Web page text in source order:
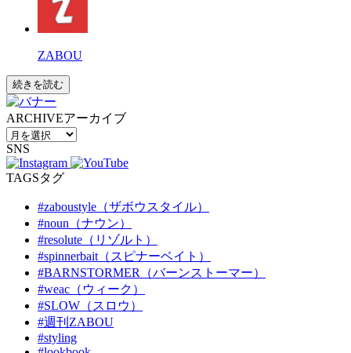
ZABOU
続きを読む
ARCHIVEアーカイブ
SNS
TAGSタグ
#zaboustyle（ザボウスタイル）
#noun（ナウン）
#resolute（リゾルト）
#spinnerbait（スピナーベイト）
#BARNSTORMER（バーンストーマー）
#weac（ウィーク）
#SLOW（スロウ）
#週刊ZABOU
#styling